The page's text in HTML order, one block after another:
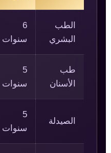
الطب
البشري
6
سنوات
طب
الأسنان
5
سنوات
الصيدلة
5
سنوات